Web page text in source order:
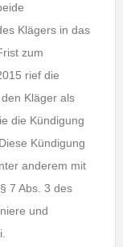
Klägers in das
zum
rief die
Kläger als
die Kündigung
Kündigung
anderem mit
7 Abs. 3 des
und